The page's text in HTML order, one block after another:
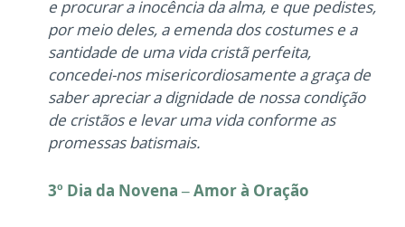
e procurar a inocência da alma, e que pedistes,
por meio deles, a emenda dos costumes e a
santidade de uma vida cristã perfeita,
concedei-nos misericordiosamente a graça de
saber apreciar a dignidade de nossa condição
de cristãos e levar uma vida conforme as
promessas batismais.
3º Dia da Novena – Amor à Oração